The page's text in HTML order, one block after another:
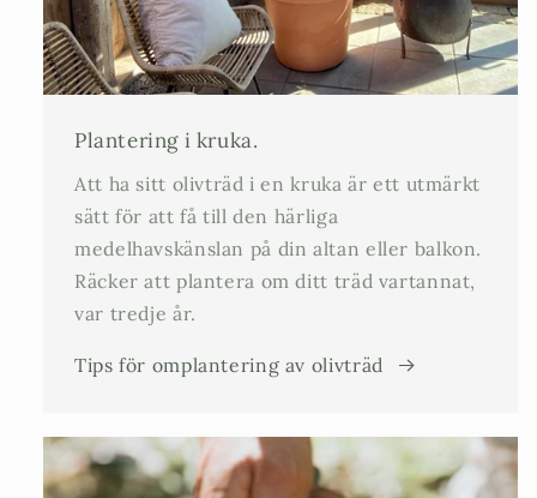
Plantering i kruka.
Att ha sitt olivträd i en kruka är ett utmärkt
sätt för att få till den härliga
medelhavskänslan på din altan eller balkon.
Räcker att plantera om ditt träd vartannat,
var tredje år.
Tips för omplantering av olivträd